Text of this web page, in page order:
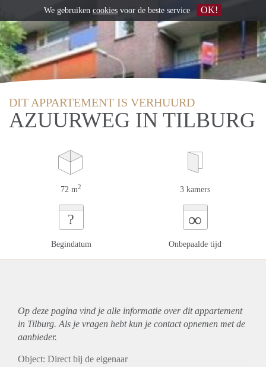
DIT APPARTEMENT IS VERHUURD
AZUURWEG IN TILBURG
72 m2 3 kamers
?
Begindatum
∞
Onbepaalde tijd
Op deze pagina vind je alle informatie over ditappartement
in Tilburg. Als je vragen hebt kun je contact opnemen met de
aanbieder.
Object: Direct bij de eigenaar
We gebruiken cookies voor de beste service OK!